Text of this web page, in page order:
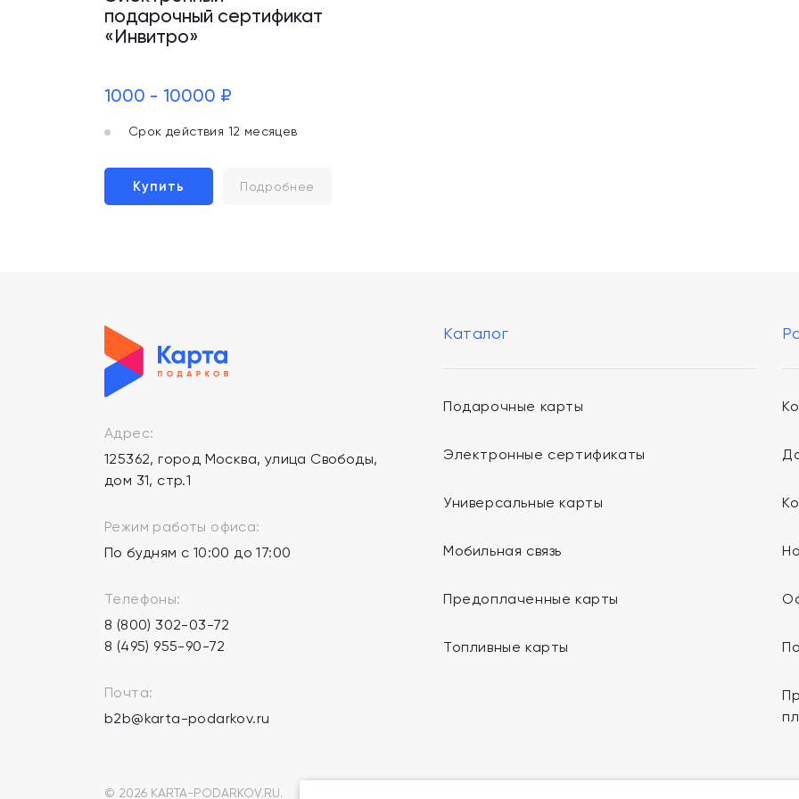
подарочный сертификат
«Инвитро»
1000 - 10000 ₽
Срок действия 12 месяцев
Купить Подробнее
Адрес:
125362, город Москва, улица Свободы,
дом 31, стр.1
Режим работы офиса:
По будням с 10:00 до 17:00
Телефоны:
8 (800) 302-03-72
8 (495) 955-90-72
Почта:
b2b@karta-podarkov.ru
Каталог
Подарочные карты
Электронные сертификаты
Универсальные карты
Мобильная связь
Предоплаченные карты
Топливные карты
© 2026 KARTA-PODARKOV.RU.